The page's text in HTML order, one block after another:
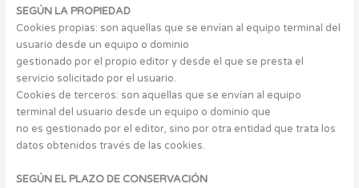
SEGÚN LA PROPIEDAD
Cookies propias: son aquellas que se envían al equipo terminal del
usuario desde un equipo o dominio
gestionado por el propio editor y desde el que se presta el
servicio solicitado por el usuario.
Cookies de terceros: son aquellas que se envían al equipo
terminal del usuario desde un equipo o dominio que
no es gestionado por el editor, sino por otra entidad que trata los
datos obtenidos través de las cookies.
SEGÚN EL PLAZO DE CONSERVACIÓN